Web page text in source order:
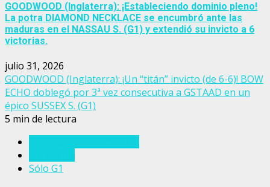
GOODWOOD (Inglaterra): ¡Estableciendo dominio pleno!
La potra DIAMOND NECKLACE se encumbró ante las
maduras en el NASSAU S. (G1) y extendió su invicto a 6
victorias.
julio 31, 2026
GOODWOOD (Inglaterra): ¡Un “titán” invicto (de 6-6)! BOW
ECHO doblegó por 3ª vez consecutiva a GSTAAD en un
épico SUSSEX S. (G1)
5 min de lectura
Sólo G1